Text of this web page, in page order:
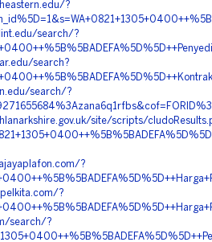
?
search/?
search?
search/?
site/scripts/
?
?
search/?